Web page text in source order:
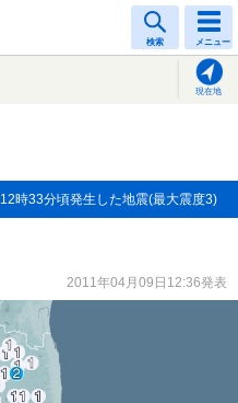
検索 メニュー
現在地
12時33分頃発生した地震(最大震度3)
2011年04月09日12:36発表